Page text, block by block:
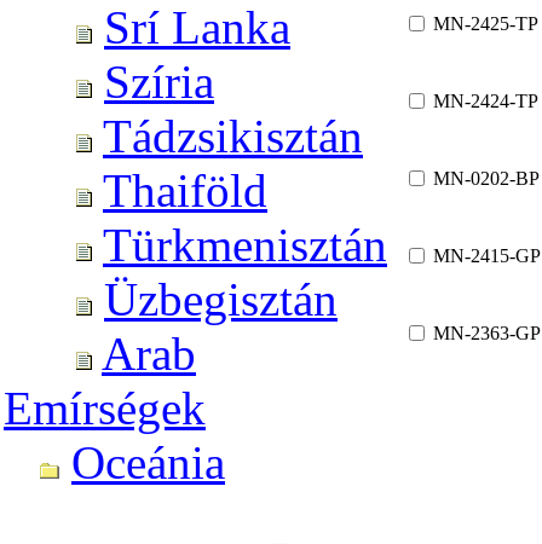
Srí Lanka
Szíria
Tádzsikisztán
Thaiföld
Türkmenisztán
Üzbegisztán
Arab
Emírségek
Oceánia
MN-2425-TP
MN-2424-TP
MN-0202-BP
MN-2415-GP
MN-2363-GP